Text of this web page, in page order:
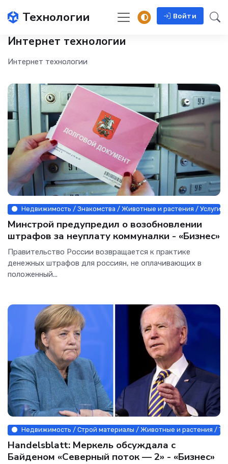
Технологии Войти
Интернет технологии
Интернет технологии
Недвижимость / Знакомства / Животные и растения / Услуги
Минстрой предупредил о возобновлении
штрафов за неуплату коммуналки - «Бизнес»
Правительство России возвращается к практике
денежных штрафов для россиян, не оплачивающих в
положенный...
Недвижимость / Строй материалы / Животные и растения /
Handelsblatt: Меркель обсуждала с
Байденом «Северный поток — 2» - «Бизнес»